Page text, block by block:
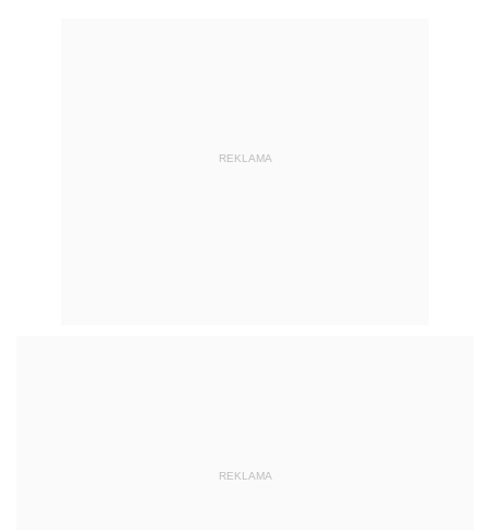
REKLAMA
REKLAMA